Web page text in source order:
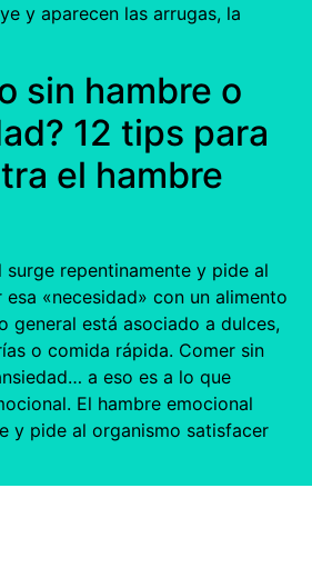
y aparecen las arrugas, la
sin hambre o
12 tips para
el hambre
surge repentinamente y pide al
«necesidad» con un alimento
general está asociado a dulces,
o comida rápida. Comer sin
a eso es a lo que
El hambre emocional
y pide al organismo satisfacer